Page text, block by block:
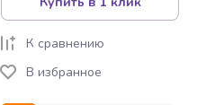
К сравнению
В избранное